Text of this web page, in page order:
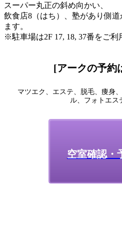
スーパー丸正の斜め向かい、
飲食店8（はち）、塾があり側
ます。
※駐車場は2F 17, 18, 37番をご利
[アークの予約
マツエク、エステ、脱毛、痩身
ル、フォトエス
空室確認・